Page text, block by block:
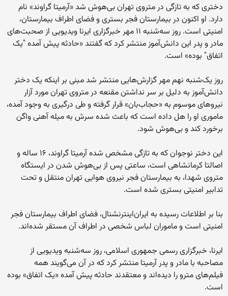
دختری که به تازگی در متروی تهران بی‌هوش شد «آرمیتا گراوند» نام
دارد. او اکنون در بیمارستان فجر بستری و فضای اطراف بیمارستان،
امنیتی است. روز سه‌شنبه ۱۱ مهر خبرگزاری ایرنا ویدیویی از صحبت‌های
مادر و پدر این دانش‌آموز منتشر کرد که گفتند «حادثه پیش آمده "یک
اتفاق" بوده» است.
روز یک‌شنبه نهم مهر گزارش‌هایی منتشر شد مبنی بر اینکه یک دختر
دانش‌آموز به دلیل بر سر نداشتن مقنعه در متروی تهران مورد آزار
نیروهای موسوم به «حجاب‌بان» قرار گرفته و طی درگیری به وجود آمده،‌
ماموری او را هل داده است که باعث شده سرش به میله آهنی واگن
برخورد کند و بی‌هوش شود.
این دختر نوجوان که به تازگی مشخص شده آرمیتا گراوند، ۱۶ ساله و
اصالتا کرمانشاهی است، ساعتی پس از بی‌هوش شدن در ایستگاه
متروی شهدا، به بیمارستان فجر نیروی هوایی تهران منتقل و تحت
تدابیر امنیتی بستری شده است.
بنا بر اطلاعات رسیده به ایران‌اینترنشنال، فضای اطراف بیمارستان فجر
امنیتی است و ماموران لباس شخصی در اطراف آن مستقر شده‌اند.
ایرنا، خبرگزاری رسمی جمهوری اسلامی، روز سه‌شنبه ویدیویی از
مصاحبه با مادر و پدر آرمیتا منتشر کرد که در آن می‌گویند همه
فیلم‌های مترو را دیده‌اند و معتقدند حادثه پیش آمده «یک اتفاق» بوده
است.